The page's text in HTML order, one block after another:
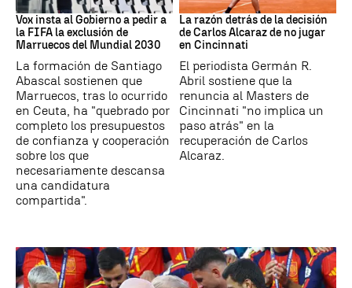
Vox insta al Gobierno a pedir a
la FIFA la exclusión de
Marruecos del Mundial 2030
La formación de Santiago
Abascal sostienen que
Marruecos, tras lo ocurrido
en Ceuta, ha "quebrado por
completo los presupuestos
de confianza y cooperación
sobre los que
necesariamente descansa
una candidatura
compartida".
La razón detrás de la decisión
de Carlos Alcaraz de no jugar
en Cincinnati
El periodista Germán R.
Abril sostiene que la
renuncia al Masters de
Cincinnati "no implica un
paso atrás" en la
recuperación de Carlos
Alcaraz.